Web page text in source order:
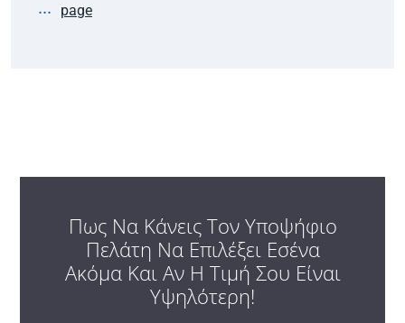
page
Πως Να Κάνεις Τον Υποψήφιο
Πελάτη Να Επιλέξει Εσένα
Ακόμα Και Αν Η Τιμή Σου Είναι
Υψηλότερη!